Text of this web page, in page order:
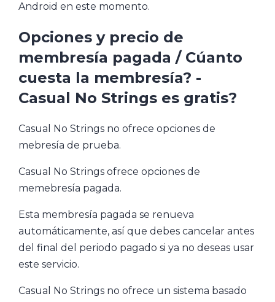
Android en este momento.
Opciones y precio de
membresía pagada / Cúanto
cuesta la membresía? -
Casual No Strings es gratis?
Casual No Strings no ofrece opciones de
mebresía de prueba.
Casual No Strings ofrece opciones de
memebresía pagada.
Esta membresía pagada se renueva
automáticamente, así que debes cancelar antes
del final del periodo pagado si ya no deseas usar
este servicio.
Casual No Strings no ofrece un sistema basado